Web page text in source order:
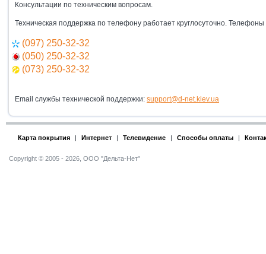
Консультации по техническим вопросам.
Техническая поддержка по телефону работает круглосуточно.
(097) 250-32-32
(050) 250-32-32
(073) 250-32-32
Email службы технической поддержки: support@d-net.kiev.ua
Карта покрытия | Интернет | Телевидение | Способы оплаты |
Copyright © 2005 - 2026, ООО "Дельта-Нет"